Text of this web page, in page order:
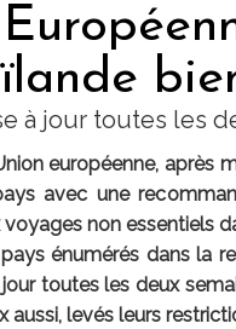
à jour toutes les
européenne, après
avec une
non essentiels
énumérés dans la
toutes les deux
aussi, levés leurs